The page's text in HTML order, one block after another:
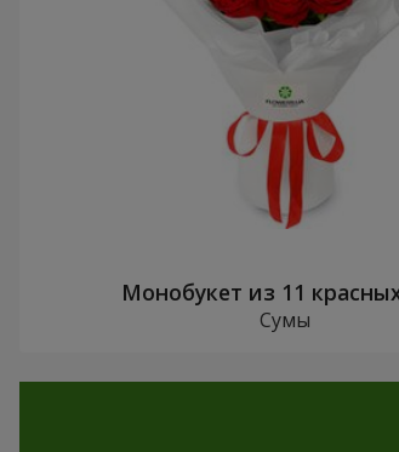
Монобукет из 11
Сумы